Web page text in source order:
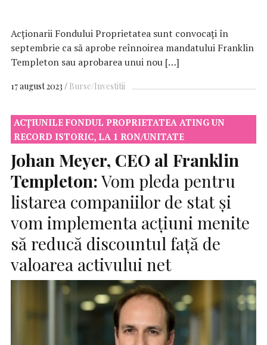
Acționarii Fondului Proprietatea sunt convocați în
septembrie ca să aprobe reînnoirea mandatului Franklin
Templeton sau aprobarea unui nou […]
17 august 2023 Burse/Investitii
ACȚIUNILE FONDUL PROPRIETATEA ATING UN
RECORD ISTORIC, LA 1 RON/UNITATE
Johan Meyer, CEO al Franklin
Templeton:Vom pleda pentru
listarea companiilor de stat și
vom implementa acțiuni menite
să reducă discountul față de
valoarea activului net